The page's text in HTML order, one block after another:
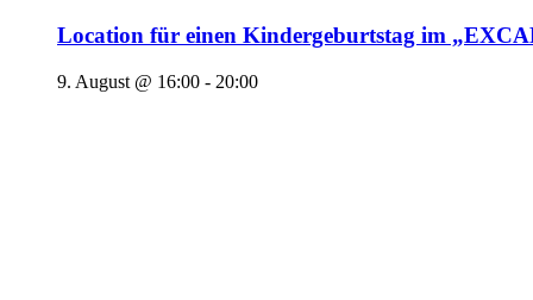
Location für einen Kindergeburtstag im
9. August @ 16:00 - 20:00